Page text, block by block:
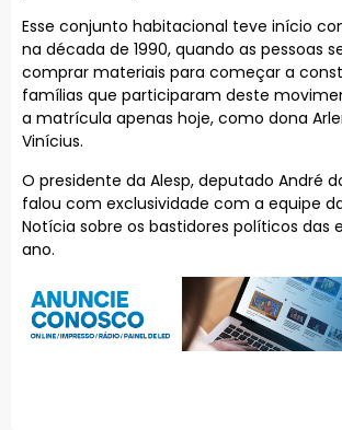
Esse conjunto habitacional teve início
na década de 1990, quando as pessoas
comprar materiais para começar a
famílias que participaram deste
a matrícula apenas hoje, como dona
Vinícius.
O presidente da Alesp, deputado André
falou com exclusividade com a equipe
Notícia sobre os bastidores políticos das
ano.